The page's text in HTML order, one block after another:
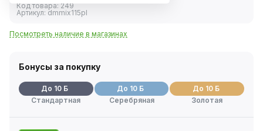
Код товара:249
Артикул: dmmix115pl
Посмотреть наличие в магазинах
Бонусы за покупку
До 10 Б
Стандартная
До 10 Б
Серебряная
До 10 Б
Золотая